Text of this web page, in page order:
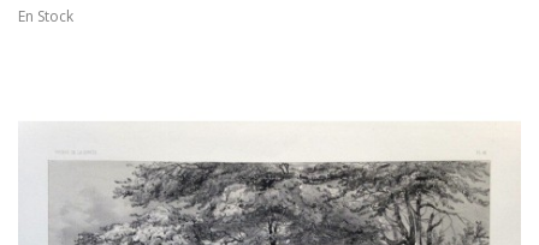
En Stock